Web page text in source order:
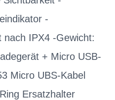
-
nach IPX4 -Gewicht:
+ Micro USB-
Micro UBS-Kabel
Ersatzhalter